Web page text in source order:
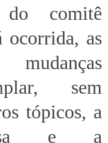
do comitê
as
sem
tópicos, a
e a